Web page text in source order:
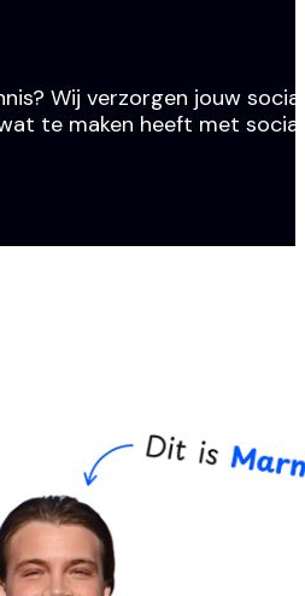
Wij verzorgen jouw
wat te maken heeft met